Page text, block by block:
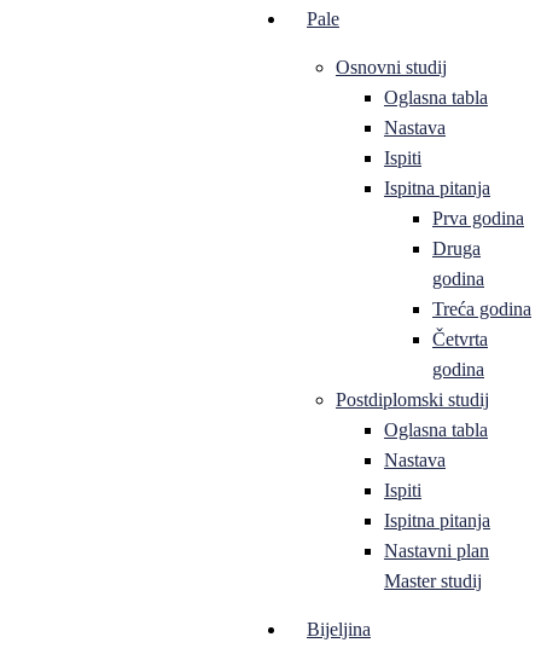
Pale
Osnovni studij
Oglasna tabla
Nastava
Ispiti
Ispitna pitanja
Prva godina
Druga
godina
Treća godina
Četvrta
godina
Postdiplomski studij
Oglasna tabla
Nastava
Ispiti
Ispitna pitanja
Nastavni plan
Master studij
Bijeljina